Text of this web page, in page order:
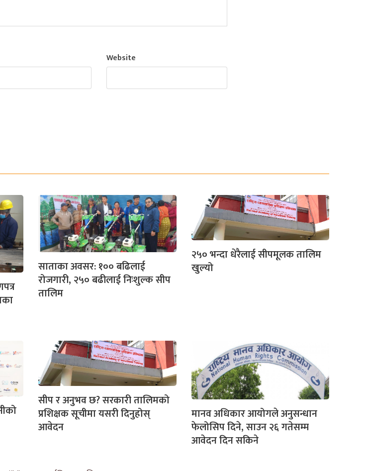
Website
साताका अवसर: १०० बढिलाई
रोजगारी, २५० बढीलाई निःशुल्क सीप
तालिम
२५० भन्दा धेरैलाई सीपमूलक तालिम
खुल्यो
सीप र अनुभव छ? सरकारी तालिमको
प्रशिक्षक सूचीमा यसरी दिनुहोस्
आवेदन
मानव अधिकार आयोगले अनुसन्धान
फेलोसिप दिने, साउन २६ गतेसम्म
आवेदन दिन सकिने